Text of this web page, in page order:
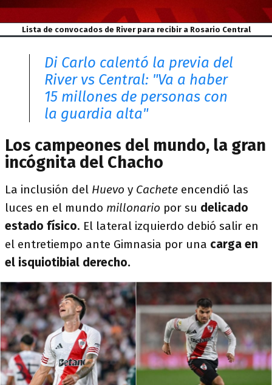
Lista de convocados de River para recibir a Rosario Central
Di Carlo calentó la previa del
River vs Central: "Va a haber
15 millones de personas con
la guardia alta"
Los campeones del mundo, la gran
incógnita del Chacho
La inclusión del Huevo y Cachete encendió las
luces en el mundo millonario por su delicado
estado físico. El lateral izquierdo debió salir en
el entretiempo ante Gimnasia por una carga en
el isquiotibial derecho.